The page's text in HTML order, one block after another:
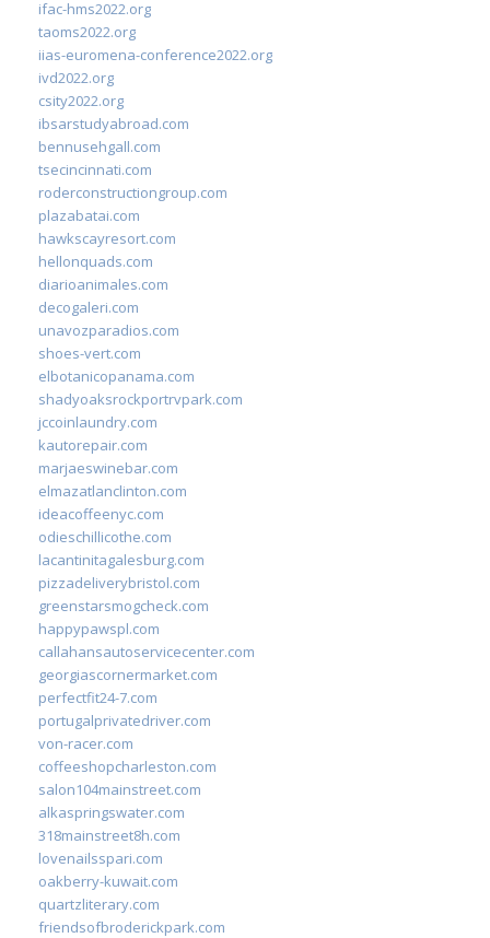
ifac-hms2022.org
taoms2022.org
iias-euromena-conference2022.org
ivd2022.org
csity2022.org
ibsarstudyabroad.com
bennusehgall.com
tsecincinnati.com
roderconstructiongroup.com
plazabatai.com
hawkscayresort.com
hellonquads.com
diarioanimales.com
decogaleri.com
unavozparadios.com
shoes-vert.com
elbotanicopanama.com
shadyoaksrockportrvpark.com
jccoinlaundry.com
kautorepair.com
marjaeswinebar.com
elmazatlanclinton.com
ideacoffeenyc.com
odieschillicothe.com
lacantinitagalesburg.com
pizzadeliverybristol.com
greenstarsmogcheck.com
happypawspl.com
callahansautoservicecenter.com
georgiascornermarket.com
perfectfit24-7.com
portugalprivatedriver.com
von-racer.com
coffeeshopcharleston.com
salon104mainstreet.com
alkaspringswater.com
318mainstreet8h.com
lovenailsspari.com
oakberry-kuwait.com
quartzliterary.com
friendsofbroderickpark.com